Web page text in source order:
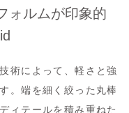
ォルムが印象的
術によって、軽さと強
。端を細く絞った丸棒
ィテールを積み重ねた